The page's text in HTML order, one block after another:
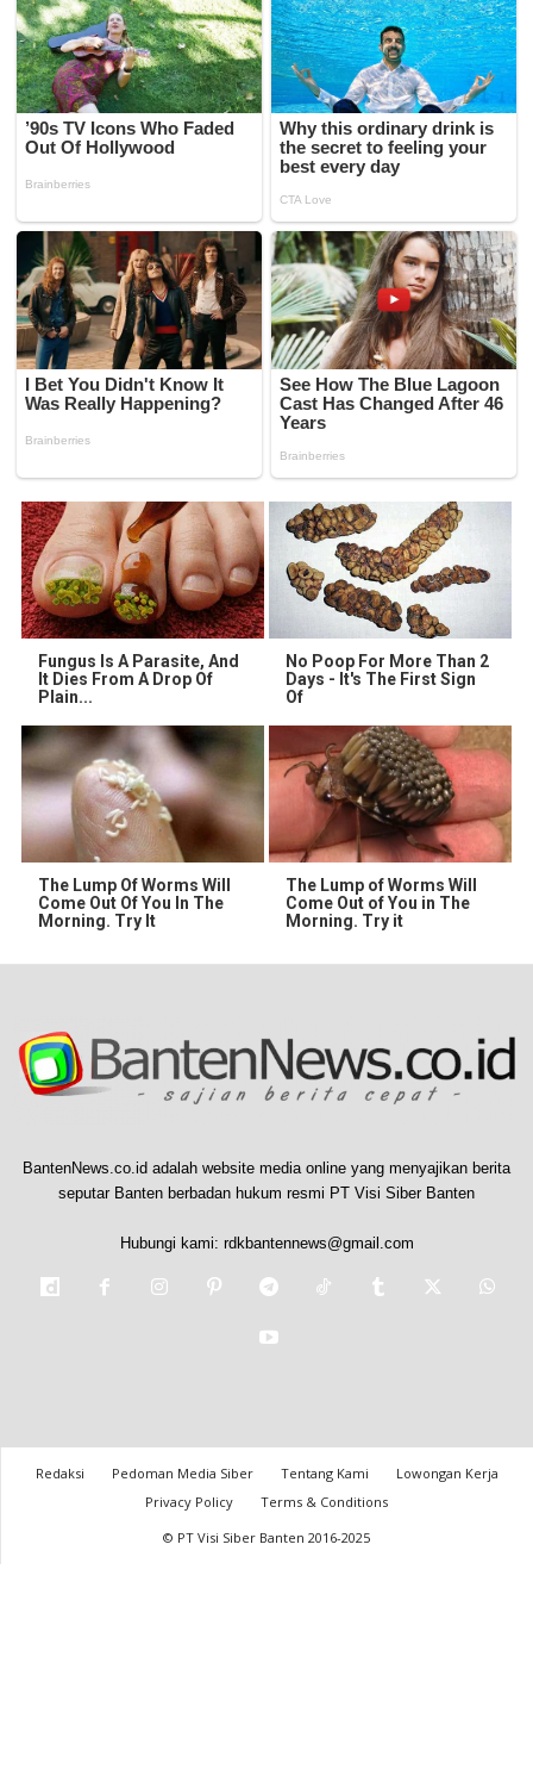
Fungus Is A Parasite, And
It Dies From A Drop Of
Plain...
No Poop For More Than 2
Days - It's The First Sign
Of
The Lump Of Worms Will
Come Out Of You In The
Morning. Try It
The Lump of Worms Will
Come Out of You in The
Morning. Try it
BantenNews.co.id adalah website media online yang menyajikan berita
seputar Banten berbadan hukum resmi PT Visi Siber Banten
Hubungi kami: rdkbantennews@gmail.com
Redaksi Pedoman Media Siber Tentang Kami
Lowongan Kerja
Privacy Policy
Terms & Conditions
© PT Visi Siber Banten 2016-2025